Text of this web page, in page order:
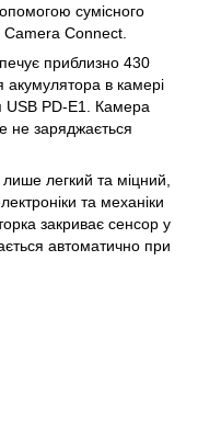
сумісного
Connect.
приблизно 430
акумулятора в камері
USB PD-E1. Камера
не заряджається
легкий та міцний,
та механіки
закриває сенсор у
автоматично при